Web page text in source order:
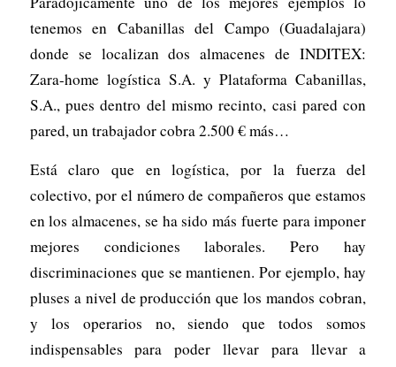
tenemos en Cabanillas del Campo (Guadalajara)
donde se localizan dos almacenes de INDITEX:
Zara-home logística S.A. y Plataforma Cabanillas,
S.A., pues dentro del mismo recinto, casi pared con
pared, un trabajador cobra 2.500 € más…
Está claro que en logística, por la fuerza del
colectivo, por el número de compañeros que estamos
en los almacenes, se ha sido más fuerte para imponer
mejores condiciones laborales. Pero hay
discriminaciones que se mantienen. Por ejemplo, hay
pluses a nivel de producción que los mandos cobran,
y los operarios no, siendo que todos somos
indispensables para poder llevar para llevar a